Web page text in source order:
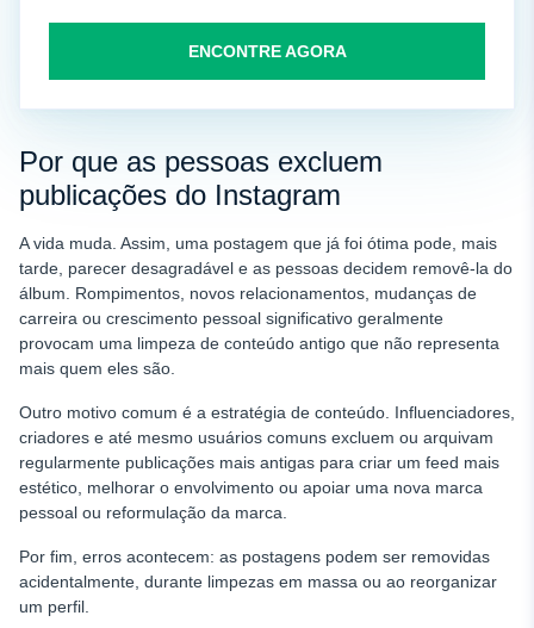
ENCONTRE AGORA
Por que as pessoas excluem
publicações do Instagram
A vida muda. Assim, uma postagem que já foi ótima pode, mais
tarde, parecer desagradável e as pessoas decidem removê-la do
álbum. Rompimentos, novos relacionamentos, mudanças de
carreira ou crescimento pessoal significativo geralmente
provocam uma limpeza de conteúdo antigo que não representa
mais quem eles são.
Outro motivo comum é a estratégia de conteúdo. Influenciadores,
criadores e até mesmo usuários comuns excluem ou arquivam
regularmente publicações mais antigas para criar um feed mais
estético, melhorar o envolvimento ou apoiar uma nova marca
pessoal ou reformulação da marca.
Por fim, erros acontecem: as postagens podem ser removidas
acidentalmente, durante limpezas em massa ou ao reorganizar
um perfil.